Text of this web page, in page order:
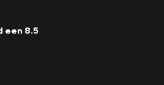
een 8.5